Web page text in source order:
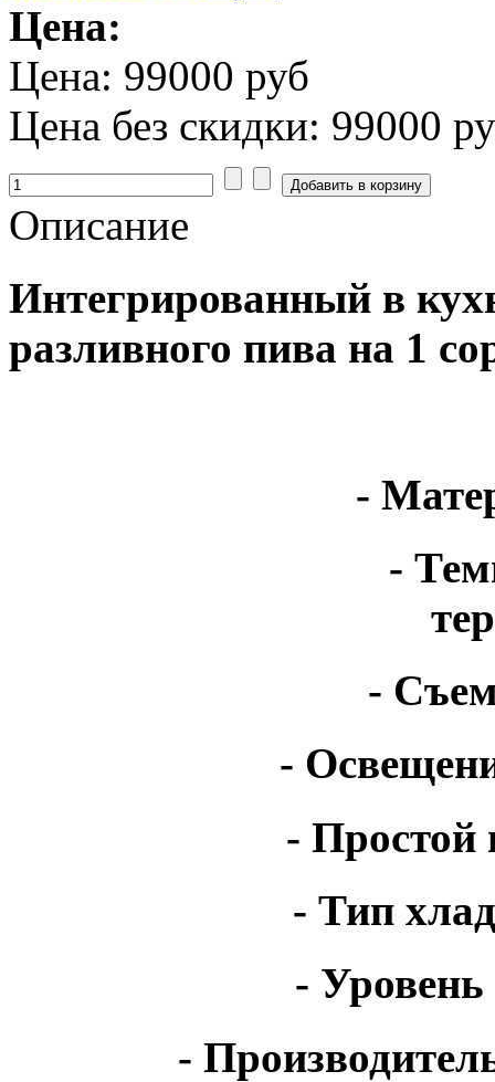
Цена:
Цена: 99000 руб
Цена без скидки: 99000
Описание
Интегрированный в
разливного пива на 1
-
-
-
-
- Простой
- Тип
-
-